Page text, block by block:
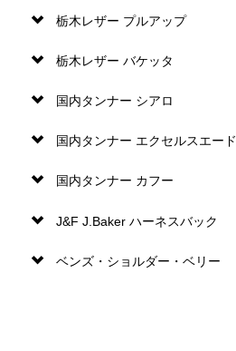
栃木レザー プルアップ
栃木レザー バケッタ
国内タンナー シアロ
国内タンナー エクセルスエード
国内タンナー カフー
J&F J.Baker ハーネスバック
ベンズ・ショルダー・ベリー